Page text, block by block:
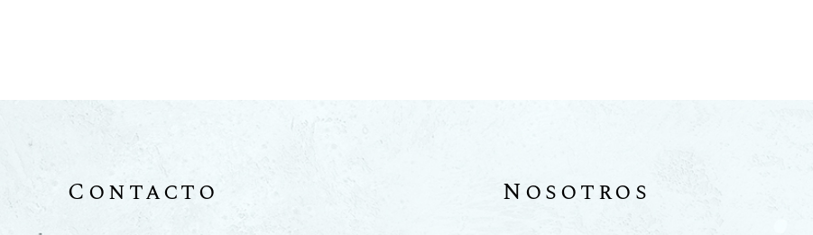
Contacto Nosotros